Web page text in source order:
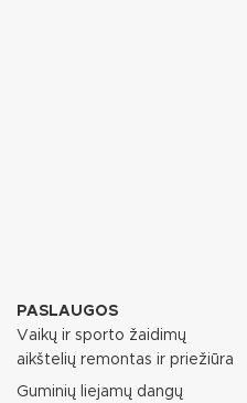
PASLAUGOS
Vaikų ir sporto žaidimų
aikštelių remontas ir priežiūra
Guminių liejamų dangų